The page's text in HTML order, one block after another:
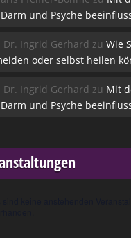
und Psyche
Dr. Ingrid Gerhard zu Wie
oder selbst heilen
Dr. Ingrid Gerhard zu Mit
und Psyche